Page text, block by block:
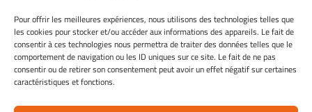
Pour offrir les meilleures expériences, nous utilisons des technologies telles que
les cookies pour stocker et/ou accéder aux informations des appareils. Le fait de
consentir à ces technologies nous permettra de traiter des données telles que le
comportement de navigation ou les ID uniques sur ce site. Le fait de ne pas
consentir ou de retirer son consentement peut avoir un effet négatif sur certaines
caractéristiques et fonctions.
INFORMATIONS LÉGALES
Mentions légales
Gérer mes cookies
Politique de cookies
Déclaration de confidentialité
Avertissement